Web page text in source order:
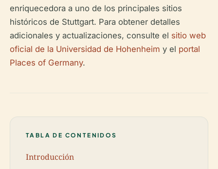
enriquecedora a uno de los principales sitios
históricos de Stuttgart. Para obtener detalles
adicionales y actualizaciones, consulte el sitio web
oficial de la Universidad de Hohenheim y el portal
Places of Germany.
TABLA DE CONTENIDOS
Introducción